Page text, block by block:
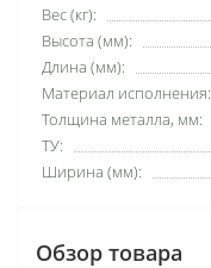
Вес (кг):
Высота (мм):
Длина (мм):
Материал исполнения:
Толщина металла, мм:
ТУ:
Ширина (мм):
Обзор товара